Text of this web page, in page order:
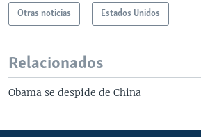
Otras noticias Estados Unidos
Relacionados
Obama se despide de China